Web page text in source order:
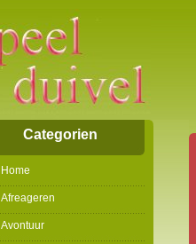
Categorien
Home
Afreageren
Avontuur